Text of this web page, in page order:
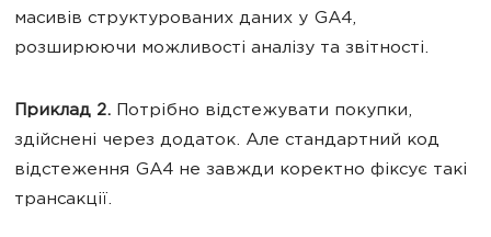
масивів структурованих даних у GA4,
розширюючи можливості аналізу та звітності.
Приклад 2. Потрібно відстежувати покупки,
здійснені через додаток. Але стандартний код
відстеження GA4 не завжди коректно фіксує такі
трансакції.